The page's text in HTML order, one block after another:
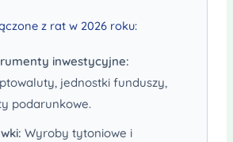
z rat w 2026 roku:
inwestycyjne:
jednostki funduszy,
podarunkowe.
Wyroby tytoniowe i